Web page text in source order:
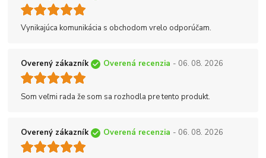
Vynikajúca komunikácia s obchodom vrelo odporúčam.
Overený zákazník Overená recenzia - 06. 08. 2026
Som veľmi rada že som sa rozhodla pre tento produkt.
Overený zákazník Overená recenzia - 06. 08. 2026